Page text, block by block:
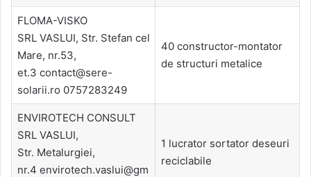
FLOMA-VISKO
SRL VASLUI, Str. Stefan cel
Mare, nr.53,
et.3 contact@sere-
solarii.ro 0757283249
40 constructor-montator
de structuri metalice
ENVIROTECH CONSULT
SRL VASLUI,
Str. Metalurgiei,
nr.4 envirotech.vaslui@gm
1 lucrator sortator deseuri
reciclabile